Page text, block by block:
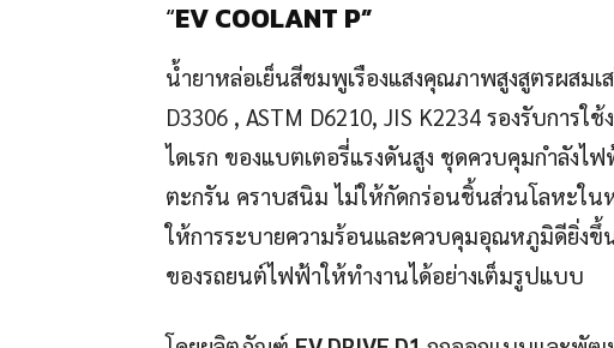
“EV COOLANT P”
น้ำยาหล่อเย็นสีชมพูเรืองแสงคุณภาพสูงสูตรผสมเ
D3306 , ASTM D6210, JIS K2234 รองรับการ
ไดเรก ของแบตเตอรี่แรงดันสูง ชุดควบคุมกำลังไ
ตะกรัน คราบสนิม ไม่ให้กัดกร่อนชิ้นส่วนโลหะใน
ให้การระบายความร้อนและควบคุมอุณหภูมิดียิ่ง
ของรถยนต์ไฟฟ้าให้ทำงานได้อย่างเต็มรูปแบบ